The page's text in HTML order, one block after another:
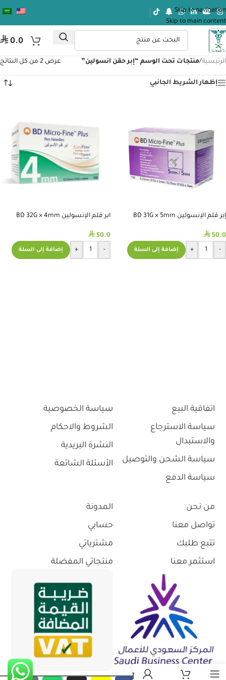
Skip to navigation
Skip to main content
⃁ 0.0
الرئيسية/منتجات تحت الوسم “إبر حقن انسولين” عرض ⁦2⁩ من كل النتائج
إظهار الشريط الجانبي
إبر قلم الإنسولين BD 31G × 5mm
⃁ 50.0
-
+ إضافة إلى السلة
ابر قلم الإنسولين BD 32G × 4mm
⃁ 50.0
-
+ إضافة إلى السلة
اتفاقية البيع
سياسة الاسترجاع
والاستبدال
سياسة الشحن والتوصيل
سياسة الدفع
سياسة الخصوصية
الشروط والاحكام
النشرة البريدية
الأسئلة الشائعة
من نحن
تواصل معنا
تتبع طلبك
استثمر معنا
المدونة
حسابي
مشترياتي
منتجاتي المفضلة